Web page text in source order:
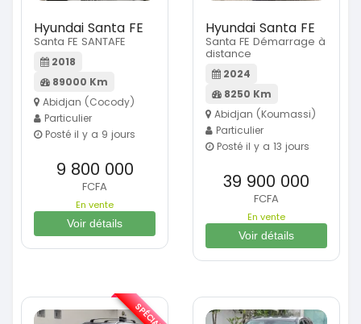
Hyundai Santa FE
Santa FE SANTAFE
2018
89000 Km
Abidjan (Cocody)
Particulier
Posté il y a 9 jours
9 800 000
FCFA
En vente
Voir détails
Hyundai Santa FE
Santa FE Démarrage à
distance
2024
8250 Km
Abidjan (Koumassi)
Particulier
Posté il y a 13 jours
39 900 000
FCFA
En vente
Voir détails
SPÉCIAL